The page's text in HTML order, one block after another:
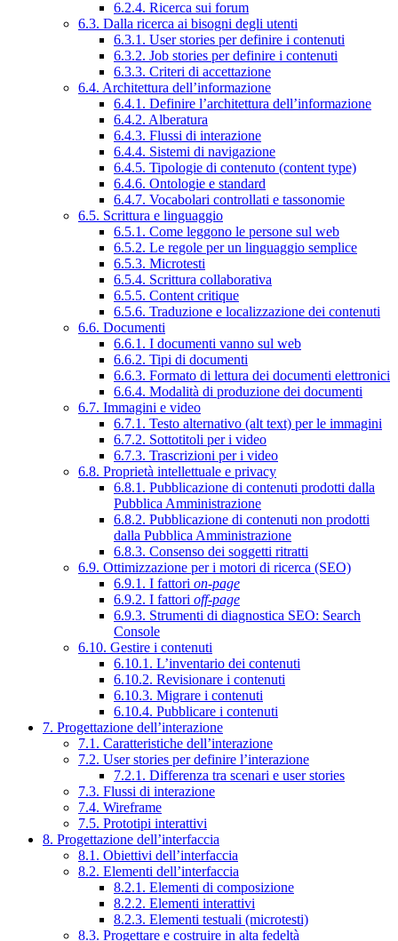
6.2.4. Ricerca sui forum
6.3. Dalla ricerca ai bisogni degli utenti
6.3.1. User stories per definire i contenuti
6.3.2. Job stories per definire i contenuti
6.3.3. Criteri di accettazione
6.4. Architettura dell’informazione
6.4.1. Definire l’architettura dell’informazione
6.4.2. Alberatura
6.4.3. Flussi di interazione
6.4.4. Sistemi di navigazione
6.4.5. Tipologie di contenuto (content type)
6.4.6. Ontologie e standard
6.4.7. Vocabolari controllati e tassonomie
6.5. Scrittura e linguaggio
6.5.1. Come leggono le persone sul web
6.5.2. Le regole per un linguaggio semplice
6.5.3. Microtesti
6.5.4. Scrittura collaborativa
6.5.5. Content critique
6.5.6. Traduzione e localizzazione dei contenuti
6.6. Documenti
6.6.1. I documenti vanno sul web
6.6.2. Tipi di documenti
6.6.3. Formato di lettura dei documenti elettronici
6.6.4. Modalità di produzione dei documenti
6.7. Immagini e video
6.7.1. Testo alternativo (alt text) per le immagini
6.7.2. Sottotitoli per i video
6.7.3. Trascrizioni per i video
6.8. Proprietà intellettuale e privacy
6.8.1. Pubblicazione di contenuti prodotti dalla
Pubblica Amministrazione
6.8.2. Pubblicazione di contenuti non prodotti
dalla Pubblica Amministrazione
6.8.3. Consenso dei soggetti ritratti
6.9. Ottimizzazione per i motori di ricerca (SEO)
6.9.1. I fattori on-page
6.9.2. I fattori off-page
6.9.3. Strumenti di diagnostica SEO: Search
Console
6.10. Gestire i contenuti
6.10.1. L’inventario dei contenuti
6.10.2. Revisionare i contenuti
6.10.3. Migrare i contenuti
6.10.4. Pubblicare i contenuti
7. Progettazione dell’interazione
7.1. Caratteristiche dell’interazione
7.2. User stories per definire l’interazione
7.2.1. Differenza tra scenari e user stories
7.3. Flussi di interazione
7.4. Wireframe
7.5. Prototipi interattivi
8. Progettazione dell’interfaccia
8.1. Obiettivi dell’interfaccia
8.2. Elementi dell’interfaccia
8.2.1. Elementi di composizione
8.2.2. Elementi interattivi
8.2.3. Elementi testuali (microtesti)
8.3. Progettare e costruire in alta fedeltà